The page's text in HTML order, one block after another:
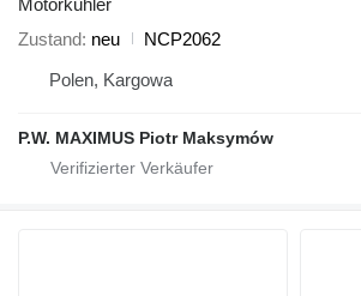
Zustand neu
NCP2062
Polen, Kargowa
P.W. MAXIMUS Piotr Maksymów